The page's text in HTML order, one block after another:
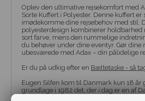
Oplev den ultimative rejsekomfort med
Sorte Kuffert i Polyester. Denne kuffert er
imødekomme dine rejsebehov med stil.
polyesterdesign kombinerer holdbarhed
sort farve, mens den rummelige
du behøver under dine eventyr. Gør dine
ubesværede med Adax – din pålidelige
Er du på udkig efter en Bæltetaske - så
Eugen Silfen kom til Danmark kun 18 år
grundlage i 1982 det, der i dag er en af